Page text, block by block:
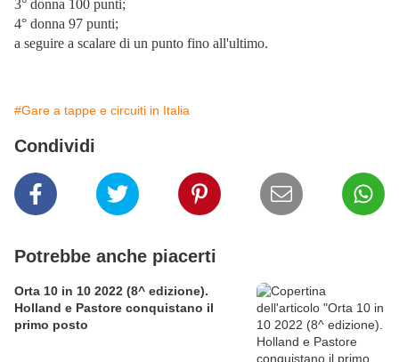
3° donna 100 punti;
4° donna 97 punti;
a seguire a scalare di un punto fino all'ultimo.
#Gare a tappe e circuiti in Italia
Condividi
Potrebbe anche piacerti
Orta 10 in 10 2022 (8^ edizione).
Holland e Pastore conquistano il
primo posto